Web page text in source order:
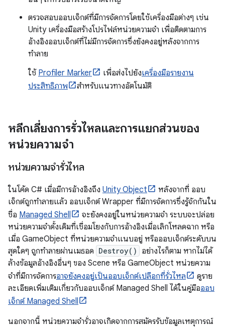
ตรวจสอบออบเจ็กต์ที่มีการจัดการโดยใช้เครื่องมือต่างๆ เช่น
Unity เครื่องมือสร้างโปรไฟล์หน่วยความจำ เพื่อติดตามการ
อ้างอิงออบเจ็กต์ที่ไม่มีการจัดการซึ่งยังคงอยู่หลังจากการ
ทำลาย
ใช้ Profiler Marker เพื่อส่งไปยังเครื่องมือรายงาน
ประสิทธิภาพ
สำหรับแนวทางอัตโนมัติ
หลีกเลี่ยงการรั่วไหลและการแยกส่วนของ
หน่วยความจำ
หน่วยความจำรั่วไหล
ในโค้ด C# เมื่อมีการอ้างอิงถึง Unity Object
หลังจากที่ ออบ
เจ็กต์ถูกทำลายแล้ว ออบเจ็กต์ Wrapper ที่มีการจัดการซึ่งรู้จักกันใน
ชื่อ Managed Shell
จะยังคงอยู่ในหน่วยความจำ ระบบจะปล่อย
หน่วยความจำดั้งเดิมที่เชื่อมโยงกับการอ้างอิงเมื่อเลิกโหลดฉาก หรือ
เมื่อ GameObject ที่หน่วยความจำแนบอยู่ หรือออบเจ็กต์ระดับบน
สุดใดๆ ถูกทำลายผ่านเมธอด Destroy()
อย่างไรก็ตาม หากไม่ได้
ล้างข้อมูลอ้างอิงอื่นๆ ของ Scene หรือ GameObject หน่วยความ
จำที่มีการจัดการอาจยังคงอยู่เป็นออบเจ็กต์เปลือกที่รั่วไหล
ดูราย
ละเอียดเพิ่มเติมเกี่ยวกับออบเจ็กต์ Managed Shell ได้ในคู่มือออบ
เจ็กต์ Managed Shell
นอกจากนี้ หน่วยความจำรั่วอาจเกิดจากการสมัครรับข้อมูลเหตุการณ์